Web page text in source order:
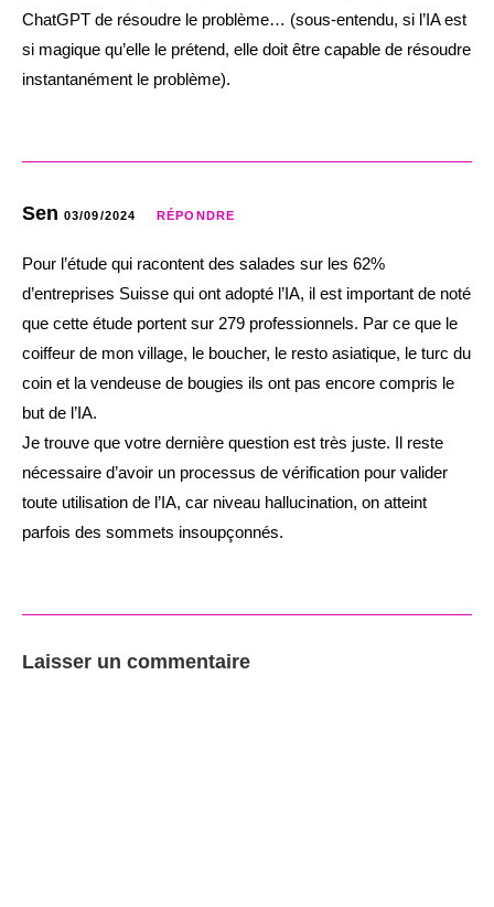
ChatGPT de résoudre le problème… (sous-entendu, si l’IA est
si magique qu’elle le prétend, elle doit être capable de résoudre
instantanément le problème).
Sen 03/09/2024 RÉPONDRE
Pour l’étude qui racontent des salades sur les 62%
d’entreprises Suisse qui ont adopté l’IA, il est important de noté
que cette étude portent sur 279 professionnels. Par ce que le
coiffeur de mon village, le boucher, le resto asiatique, le turc du
coin et la vendeuse de bougies ils ont pas encore compris le
but de l’IA.
Je trouve que votre dernière question est très juste. Il reste
nécessaire d’avoir un processus de vérification pour valider
toute utilisation de l’IA, car niveau hallucination, on atteint
parfois des sommets insoupçonnés.
Laisser un commentaire